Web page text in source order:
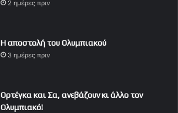
2 ημέρες πριν
Η αποστολή του Ολυμπιακού
3 ημέρες πριν
Ορτέγκα και Σα, ανεβάζουν κι άλλο τον
Ολυμπιακό!